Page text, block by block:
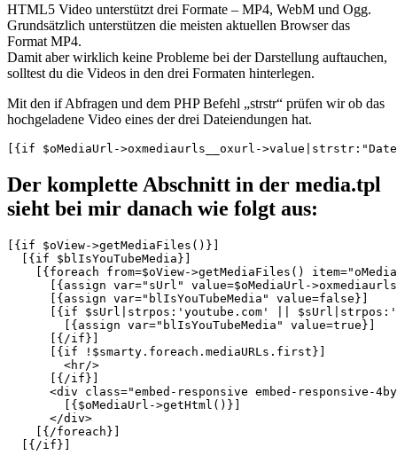
HTML5 Video unterstützt drei Formate – MP4, WebM und Ogg.
Grundsätzlich unterstützen die meisten aktuellen Browser das
Format MP4.
Damit aber wirklich keine Probleme bei der Darstellung auftauchen,
solltest du die Videos in den drei Formaten hinterlegen.
Mit den if Abfragen und dem PHP Befehl „strstr“ prüfen wir ob das
hochgeladene Video eines der drei Dateiendungen hat.
Der komplette Abschnitt in der media.tpl
sieht bei mir danach wie folgt aus:
[{if $oView->getMediaFiles()}]
  [{if $blIsYouTubeMedia}]
[{foreach from=$oView->getMediaFiles()
[{assign var="sUrl" value=$oMediaUrl-
      [{assign var="blIsYouTubeMedia" value=false}]
[{if $sUrl|strpos:'youtube.com' ||
        [{assign var="blIsYouTubeMedia" value=true}]
      [{/if}]
      [{if !$smarty.foreach.mediaURLs.first}]
        <hr/>
      [{/if}]
<div class="embed-responsive embed-responsive-
        [{$oMediaUrl->getHtml()}]
      </div>
    [{/foreach}]
  [{/if}]